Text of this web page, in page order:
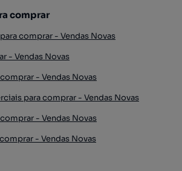
comprar
comprar - Vendas Novas
- Vendas Novas
- Vendas Novas
para comprar - Vendas Novas
- Vendas Novas
- Vendas Novas